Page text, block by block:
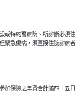
或特約醫療院、所診斷必須住
緊急傷病，須直接住院診療者
加保險之年資合計滿四十五日